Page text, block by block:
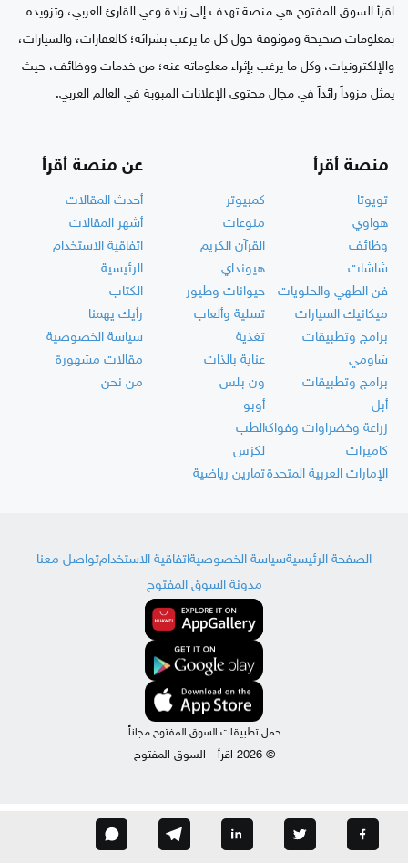
اقرأ السوق المفتوح هي منصة تهدف إلى زيادة وعي القارئ العربي، وتزويده
بمعلومات صحيحة وموثوقة حول كل ما يرغب بشرائه؛ كالعقارات، والسيارات،
والإلكترونيات، وكل ما يرغب بإثراء معلوماته عنه؛ من خدمات ووظائف، حيث
يمثل مزوداً رائداً في مجال محتوى الإعلانات المبوبة في العالم العربي.
منصة أقرأ
تويوتا
كمبيوتر
هواوي
منوعات
وظائف
القرآن الكريم
شاشات
هيونداي
فن الطهي والحلويات
حيوانات وطيور
ميكانيك السيارات
تسلية وألعاب
برامج وتطبيقات
تغذية
شاومي
عناية بالذات
برامج وتطبيقات
ون بلس
أبل
أوبو
زراعة وخضراوات وفواكهالطب
كاميرات
لكزس
الإمارات العربية المتحدةتمارين رياضية
عن منصة أقرأ
أحدث المقالات
أشهر المقالات
اتفاقية الاستخدام
الرئيسية
الكتاب
رأيك يهمنا
سياسة الخصوصية
مقالات مشهورة
من نحن
الصفحة الرئيسيةسياسة الخصوصيةاتفاقية الاستخدامتواصل معنا
مدونة السوق المفتوح
حمل تطبيقات السوق المفتوح مجاناً
© 2026 اقرأ - السوق المفتوح